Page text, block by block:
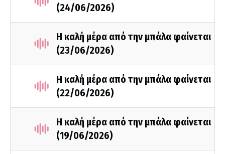
(24/06/2026)
Η καλή μέρα από την μπάλα φαίνεται
(23/06/2026)
Η καλή μέρα από την μπάλα φαίνεται
(22/06/2026)
Η καλή μέρα από την μπάλα φαίνεται
(19/06/2026)